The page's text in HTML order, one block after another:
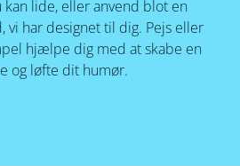
lide, eller anvend blot en
vi har designet til dig. Pejs eller
hjælpe dig med at skabe en
og løfte dit humør.